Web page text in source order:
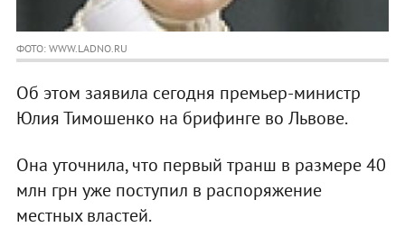
ФОТО: WWW.LADNO.RU
Об этом заявила сегодня премьер-министр
Юлия Тимошенко на брифинге во Львове.
Она уточнила, что первый транш в размере 40
млн грн уже поступил в распоряжение
местных властей.